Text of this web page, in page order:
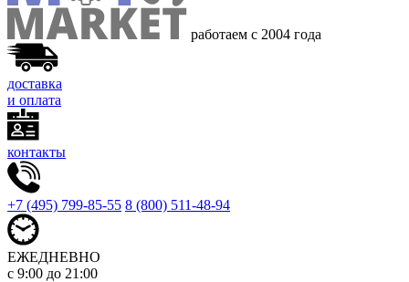
работаем с 2004 года
доставка
и оплата
контакты
+7 (495) 799-85-55 8 (800) 511-48-94
ЕЖЕДНЕВНО
с 9:00 до 21:00